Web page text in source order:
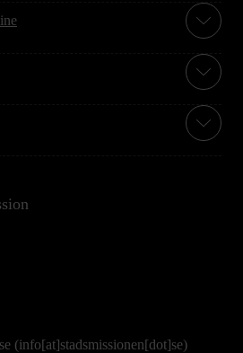
(info[at]stadsmissionen[dot]se)